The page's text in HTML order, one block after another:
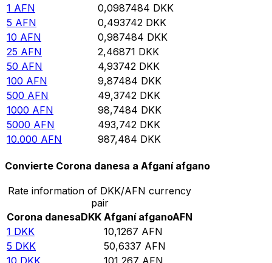
1 AFN 0,0987484 DKK
5 AFN 0,493742 DKK
10 AFN 0,987484 DKK
25 AFN 2,46871 DKK
50 AFN 4,93742 DKK
100 AFN 9,87484 DKK
500 AFN 49,3742 DKK
1000 AFN 98,7484 DKK
5000 AFN 493,742 DKK
10.000 AFN 987,484 DKK
Convierte Corona danesa a Afganí afgano
Rate information of DKK/AFN currency
pair
Corona danesaDKK Afganí afganoAFN
1 DKK 10,1267 AFN
5 DKK 50,6337 AFN